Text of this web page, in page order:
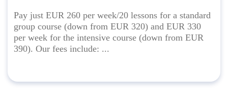
Pay just EUR 260 per week/20 lessons for a standard
group course (down from EUR 320) and EUR 330
per week for the intensive course (down from EUR
390). Our fees include: ...